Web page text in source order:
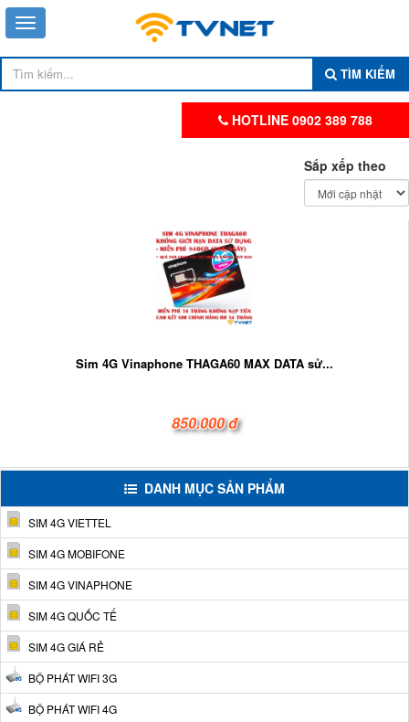
TÌM KIẾM
HOTLINE 0902 389 788
Sắp xếp theo
Sim 4G Vinaphone THAGA60 MAX DATA sử...
850.000 đ
DANH MỤC SẢN PHẨM
SIM 4G VIETTEL
SIM 4G MOBIFONE
SIM 4G VINAPHONE
SIM 4G QUỐC TẾ
SIM 4G GIÁ RẺ
BỘ PHÁT WIFI 3G
BỘ PHÁT WIFI 4G